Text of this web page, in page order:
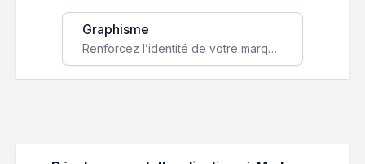
Graphisme
Renforcez l’identité de votre marque avec un design unique qui capte l’attention et engage vos clients.